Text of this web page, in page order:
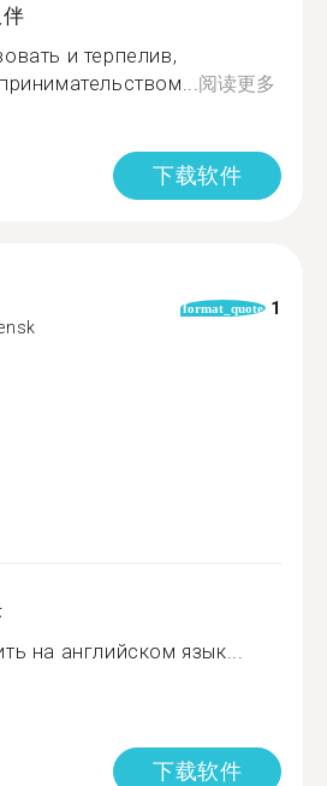
и терпелив,
阅读更多
下载软件
format_quote 1
на английском язык...
下载软件